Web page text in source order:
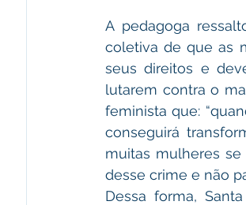
A pedagoga
coletiva de que as
seus direitos e
lutarem contra o
feminista que:
conseguirá
muitas mulheres
desse crime e não
Dessa forma,